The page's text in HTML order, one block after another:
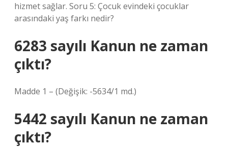
hizmet sağlar. Soru 5: Çocuk evindeki çocuklar
arasındaki yaş farkı nedir?
6283 sayılı Kanun ne zaman
çıktı?
Madde 1 – (Değişik: -5634/1 md.)
5442 sayılı Kanun ne zaman
çıktı?